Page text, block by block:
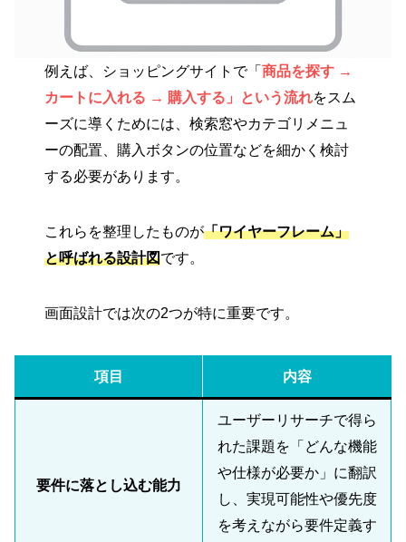
例えば、ショッピングサイトで「商品を探す →
カートに入れる → 購入する」という流れをスム
ーズに導くためには、検索窓やカテゴリメニュ
ーの配置、購入ボタンの位置などを細かく検討
する必要があります。
これらを整理したものが「ワイヤーフレーム」
と呼ばれる設計図です。
画面設計では次の2つが特に重要です。
項目 内容
要件に落とし込む能力
ユーザーリサーチで得ら
れた課題を「どんな機能
や仕様が必要か」に翻訳
し、実現可能性や優先度
を考えながら要件定義す